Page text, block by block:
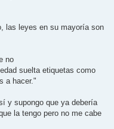
las leyes en su mayoría son
no
suelta etiquetas como
a hacer."
y supongo que ya debería
la tengo pero no me cabe